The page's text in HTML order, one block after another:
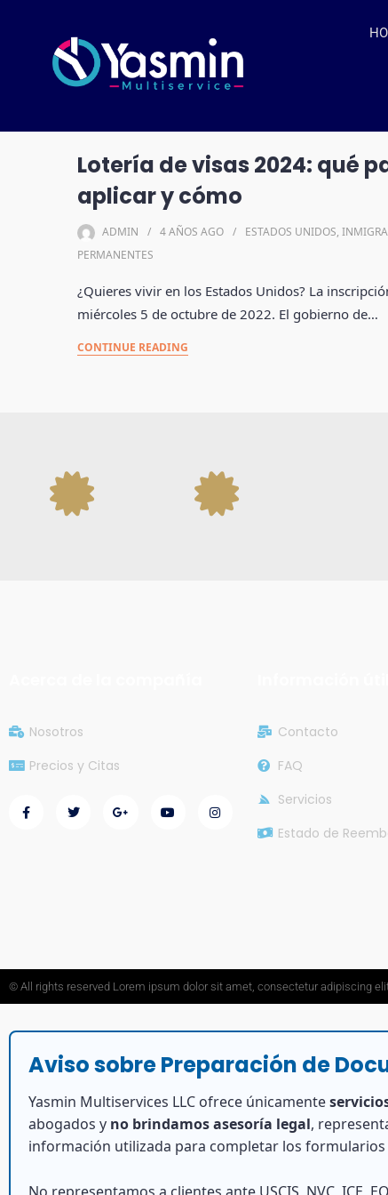
Lotería de visas 2024: qué
aplicar y cómo
ADMIN 4 AÑOS AGO ESTADOS UNIDOS,
PERMANENTES
¿Quieres vivir en los Estados Unidos? La
miércoles 5 de octubre de 2022. El gobierno de…
CONTINUE READING
Nosotros
Precios y Citas
Contacto
FAQ
Servicios
Estado de
© All rights reserved Lorem ipsum dolor sit amet, consectetur adipiscing
Aviso sobre Preparación de
Yasmin Multiservices LLC ofrece únicamente
abogados y no brindamos asesoría legal,
información utilizada para completar los formularios